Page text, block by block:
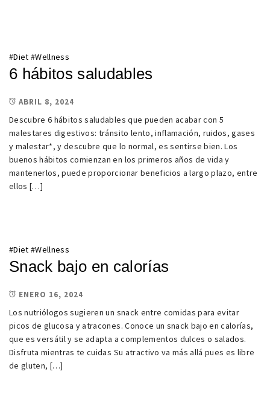
#Diet #Wellness
6 hábitos saludables
ABRIL 8, 2024
Descubre 6 hábitos saludables que pueden acabar con 5
malestares digestivos: tránsito lento, inflamación, ruidos, gases
y malestar*, y descubre que lo normal, es sentirse bien. Los
buenos hábitos comienzan en los primeros años de vida y
mantenerlos, puede proporcionar beneficios a largo plazo, entre
ellos […]
#Diet #Wellness
Snack bajo en calorías
ENERO 16, 2024
Los nutriólogos sugieren un snack entre comidas para evitar
picos de glucosa y atracones. Conoce un snack bajo en calorías,
que es versátil y se adapta a complementos dulces o salados.
Disfruta mientras te cuidas Su atractivo va más allá pues es libre
de gluten, […]